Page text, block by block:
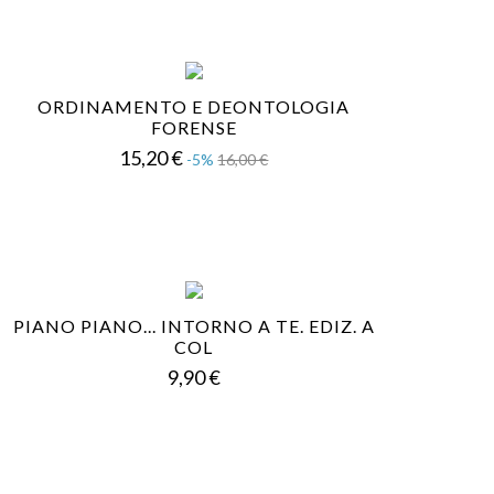
ORDINAMENTO E DEONTOLOGIA
FORENSE
15,20 €Prezzo
-5% 16,00 €Prezzo
PIANO PIANO... INTORNO A TE. EDIZ. A
COL
9,90 €Prezzo